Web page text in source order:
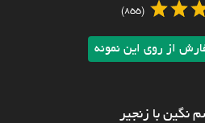
(855)
از روی این نمونه
نگین با زنجیر